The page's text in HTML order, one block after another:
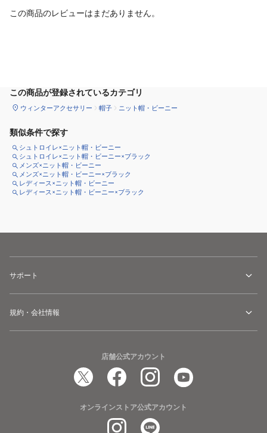
この商品のレビューはまだありません。
この商品が登録されているカテゴリ
ウィンターアクセサリー 帽子 ニット帽・ビーニー
類似条件で探す
シュトロイレ×ニット帽・ビーニー
シュトロイレ×ニット帽・ビーニー×ブラック
メンズ×ニット帽・ビーニー
メンズ×ニット帽・ビーニー×ブラック
レディース×ニット帽・ビーニー
レディース×ニット帽・ビーニー×ブラック
サポート
規約・会社情報
店舗公式アカウント
オンラインストア公式アカウント